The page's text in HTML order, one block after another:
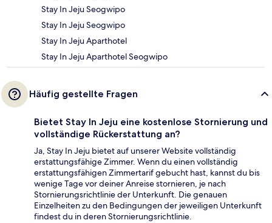
Stay In Jeju Seogwipo
Stay In Jeju Seogwipo
Stay In Jeju Aparthotel
Stay In Jeju Aparthotel Seogwipo
Häufig gestellte Fragen
Bietet Stay In Jeju eine kostenlose Stornierung und
vollständige Rückerstattung an?
Ja, Stay In Jeju bietet auf unserer Website vollständig
erstattungsfähige Zimmer. Wenn du einen vollständig
erstattungsfähigen Zimmertarif gebucht hast, kannst du bis
wenige Tage vor deiner Anreise stornieren, je nach
Stornierungsrichtlinie der Unterkunft. Die genauen
Einzelheiten zu den Bedingungen der jeweiligen Unterkunft
findest du in deren Stornierungsrichtlinie.